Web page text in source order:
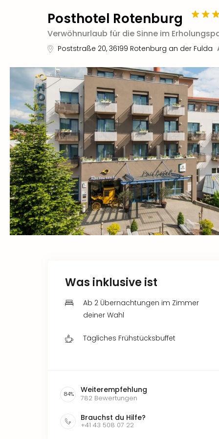
Posthotel Rotenburg
Verwöhnurlaub für die Sinne im
Poststraße 20, 36199 Rotenburg an der Fulda
Was inklusive ist
Ab 2 Übernachtungen im Zimmer
deiner Wahl
Tägliches Frühstücksbuffet
84% Weiterempfehlung
782 Bewertungen
Brauchst du Hilfe?
+41 43 508 07 22